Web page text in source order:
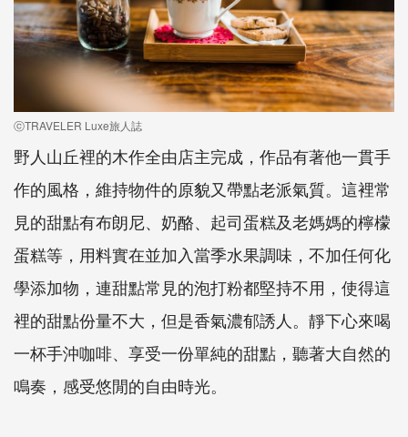
ⓒTRAVELER Luxe旅人誌
野人山丘裡的木作全由店主完成，作品有著他一貫手
作的風格，維持物件的原貌又帶點老派氣質。這裡常
見的甜點有布朗尼、奶酪、起司蛋糕及老媽媽的檸檬
蛋糕等，用料實在並加入當季水果調味，不加任何化
學添加物，連甜點常見的泡打粉都堅持不用，使得這
裡的甜點份量不大，但是香氣濃郁誘人。靜下心來喝
一杯手沖咖啡、享受一份單純的甜點，聽著大自然的
鳴奏，感受悠閒的自由時光。